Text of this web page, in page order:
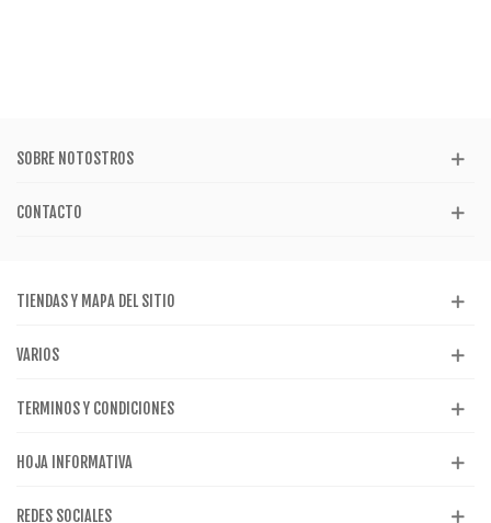
SOBRE NOTOSTROS
CONTACTO
TIENDAS Y MAPA DEL SITIO
VARIOS
TERMINOS Y CONDICIONES
HOJA INFORMATIVA
REDES SOCIALES